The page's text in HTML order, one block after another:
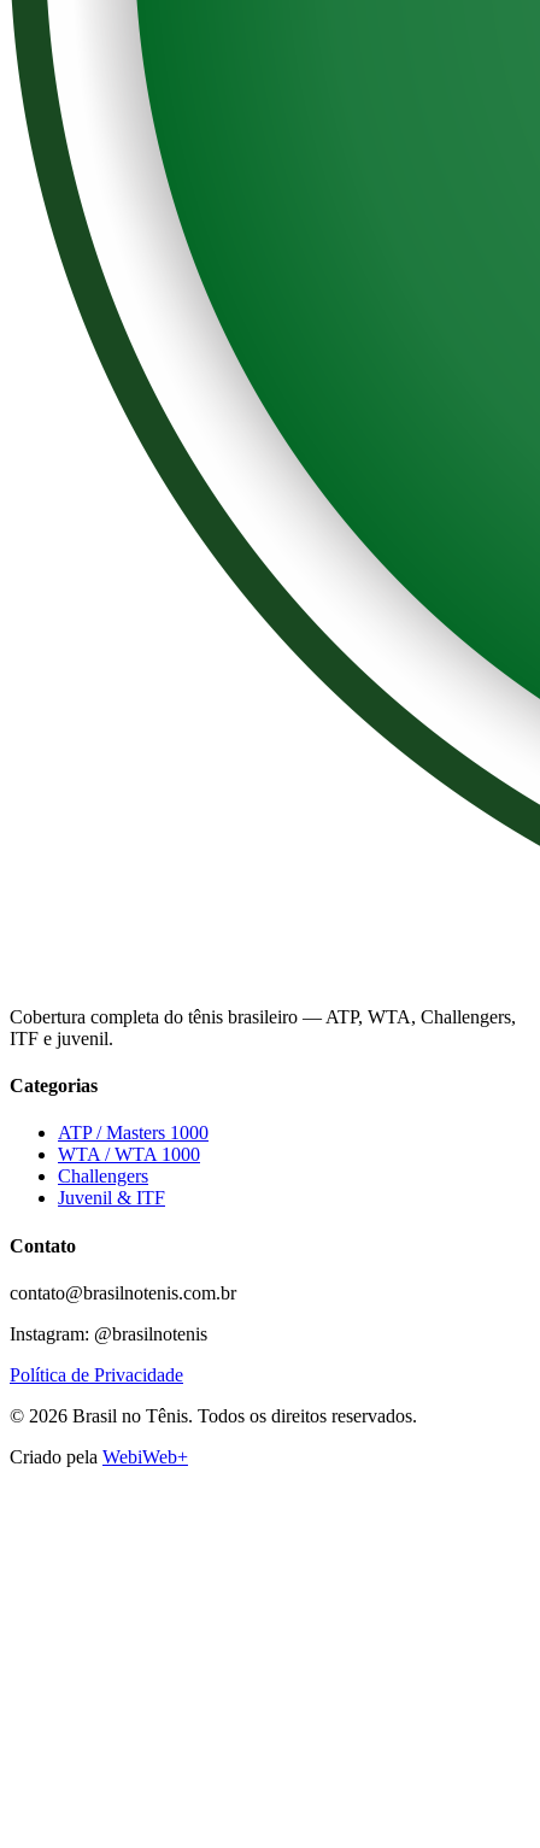
Cobertura completa do tênis brasileiro — ATP, WTA, Challengers,
ITF e juvenil.
Categorias
ATP / Masters 1000
WTA / WTA 1000
Challengers
Juvenil & ITF
Contato
contato@brasilnotenis.com.br
Instagram: @brasilnotenis
Política de Privacidade
© 2026 Brasil no Tênis. Todos os direitos reservados.
Criado pela WebiWeb+